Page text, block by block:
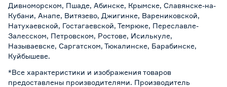
Дивноморском, Пшаде, Абинске, Крымске, Славянске-на-
Кубани, Анапе, Витязево, Джигинке, Варениковской,
Натухаевской, Гостагаевской, Темрюке, Переславле-
Залесском, Петровском, Ростове, Исилькуле,
Называевске, Саргатском, Тюкалинске, Барабинске,
Куйбышеве.
*Все характеристики и изображения товаров
предоставлены производителями. Производитель